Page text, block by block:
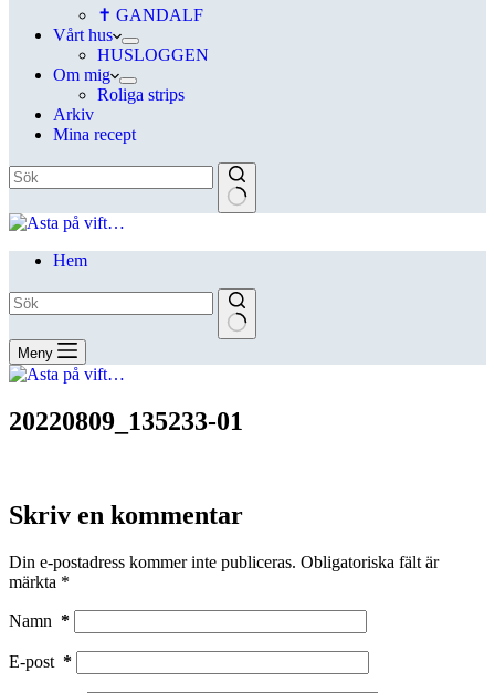
✝ GANDALF
Vårt hus
HUSLOGGEN
Om mig
Roliga strips
Arkiv
Mina recept
Hem
Meny
20220809_135233-01
Skriv en kommentar
Din e-postadress kommer inte publiceras. Obligatoriska fält är
märkta *
Namn *
E-post *